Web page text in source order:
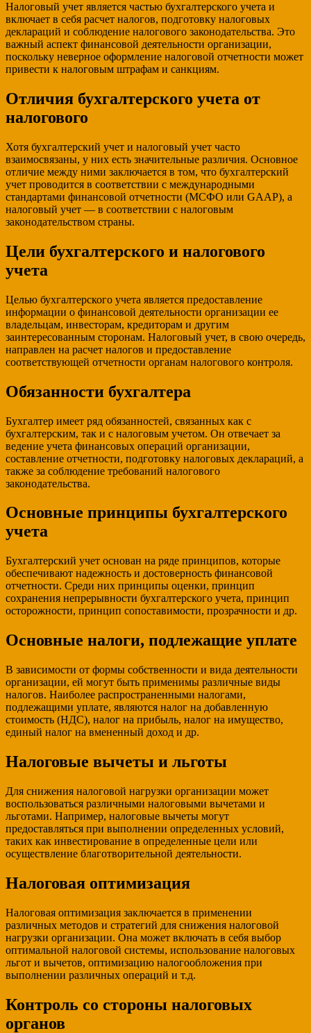
Налоговый учет является частью бухгалтерского учета и
включает в себя расчет налогов, подготовку налоговых
деклараций и соблюдение налогового законодательства. Это
важный аспект финансовой деятельности организации,
поскольку неверное оформление налоговой отчетности может
привести к налоговым штрафам и санкциям.
Отличия бухгалтерского учета от
налогового
Хотя бухгалтерский учет и налоговый учет часто
взаимосвязаны, у них есть значительные различия. Основное
отличие между ними заключается в том, что бухгалтерский
учет проводится в соответствии с международными
стандартами финансовой отчетности (МСФО или GAAP), а
налоговый учет — в соответствии с налоговым
законодательством страны.
Цели бухгалтерского и налогового
учета
Целью бухгалтерского учета является предоставление
информации о финансовой деятельности организации ее
владельцам, инвесторам, кредиторам и другим
заинтересованным сторонам. Налоговый учет, в свою очередь,
направлен на расчет налогов и предоставление
соответствующей отчетности органам налогового контроля.
Обязанности бухгалтера
Бухгалтер имеет ряд обязанностей, связанных как с
бухгалтерским, так и с налоговым учетом. Он отвечает за
ведение учета финансовых операций организации,
составление отчетности, подготовку налоговых деклараций, а
также за соблюдение требований налогового
законодательства.
Основные принципы бухгалтерского
учета
Бухгалтерский учет основан на ряде принципов, которые
обеспечивают надежность и достоверность финансовой
отчетности. Среди них принципы оценки, принцип
сохранения непрерывности бухгалтерского учета, принцип
осторожности, принцип сопоставимости, прозрачности и др.
Основные налоги, подлежащие уплате
В зависимости от формы собственности и вида деятельности
организации, ей могут быть применимы различные виды
налогов. Наиболее распространенными налогами,
подлежащими уплате, являются налог на добавленную
стоимость (НДС), налог на прибыль, налог на имущество,
единый налог на вмененный доход и др.
Налоговые вычеты и льготы
Для снижения налоговой нагрузки организации может
воспользоваться различными налоговыми вычетами и
льготами. Например, налоговые вычеты могут
предоставляться при выполнении определенных условий,
таких как инвестирование в определенные цели или
осуществление благотворительной деятельности.
Налоговая оптимизация
Налоговая оптимизация заключается в применении
различных методов и стратегий для снижения налоговой
нагрузки организации. Она может включать в себя выбор
оптимальной налоговой системы, использование налоговых
льгот и вычетов, оптимизацию налогообложения при
выполнении различных операций и т.д.
Контроль со стороны налоговых
органов